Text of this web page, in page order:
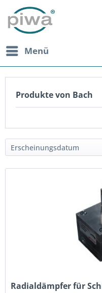
Menü
Produkte von Bach
Radialdämpfer für